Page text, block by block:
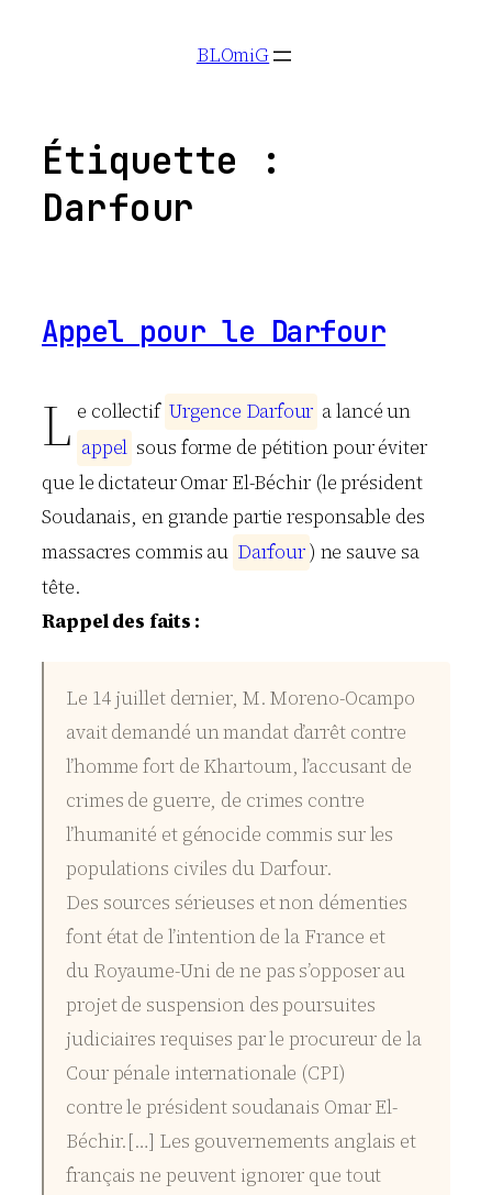
BLOmiG
Étiquette :
Darfour
Appel pour le Darfour
L e collectif Urgence Darfour a lancé un
appel sous forme de pétition pour éviter
que le dictateur Omar El-Béchir (le président
Soudanais, en grande partie responsable des
massacres commis au Darfour) ne sauve sa
tête.
Rappel des faits :
Le 14 juillet dernier, M. Moreno-Ocampo
avait demandé un mandat d’arrêt contre
l’homme fort de Khartoum, l’accusant de
crimes de guerre, de crimes contre
l’humanité et génocide commis sur les
populations civiles du Darfour.
Des sources sérieuses et non démenties
font état de l’intention de la France et
du Royaume-Uni de ne pas s’opposer au
projet de suspension des poursuites
judiciaires requises par le procureur de la
Cour pénale internationale (CPI)
contre le président soudanais Omar El-
Béchir.[…] Les gouvernements anglais et
français ne peuvent ignorer que tout